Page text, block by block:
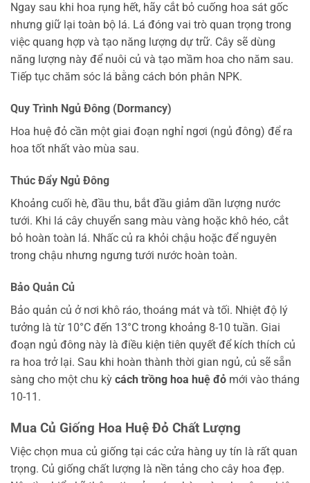
Ngay sau khi hoa rụng hết, hãy cắt bỏ cuống hoa sát gốc
nhưng giữ lại toàn bộ lá. Lá đóng vai trò quan trọng trong
việc quang hợp và tạo năng lượng dự trữ. Cây sẽ dùng
năng lượng này để nuôi củ và tạo mầm hoa cho năm sau.
Tiếp tục chăm sóc lá bằng cách bón phân NPK.
Quy Trình Ngủ Đông (Dormancy)
Hoa huệ đỏ cần một giai đoạn nghỉ ngơi (ngủ đông) để ra
hoa tốt nhất vào mùa sau.
Thúc Đẩy Ngủ Đông
Khoảng cuối hè, đầu thu, bắt đầu giảm dần lượng nước
tưới. Khi lá cây chuyển sang màu vàng hoặc khô héo, cắt
bỏ hoàn toàn lá. Nhấc củ ra khỏi chậu hoặc để nguyên
trong chậu nhưng ngưng tưới nước hoàn toàn.
Bảo Quản Củ
Bảo quản củ ở nơi khô ráo, thoáng mát và tối. Nhiệt độ lý
tưởng là từ 10°C đến 13°C trong khoảng 8-10 tuần. Giai
đoạn ngủ đông này là điều kiện tiên quyết để kích thích củ
ra hoa trở lại. Sau khi hoàn thành thời gian ngủ, củ sẽ sẵn
sàng cho một chu kỳ cách trồng hoa huệ đỏ mới vào tháng
10-11.
Mua Củ Giống Hoa Huệ Đỏ Chất Lượng
Việc chọn mua củ giống tại các cửa hàng uy tín là rất quan
trọng. Củ giống chất lượng là nền tảng cho cây hoa đẹp.